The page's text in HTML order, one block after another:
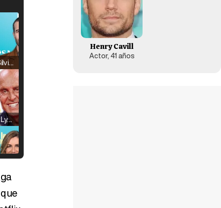
Raúl Rodríguez y Silvia Taulés nos cuentan su papel en 'La familia de la tele'
Kiko Matamoros y Lydia Lozano: "Nuestro público es de todas las edades y RTVE tiene un público muy pegado a las novelas, al que tenemos que captar"
Carlota Corredera y Javier de Hoyos: "La tele tiene que representar al público también y aquí están todos los perfiles posibles&quo;
Henry Cavill
Actor, 41 años